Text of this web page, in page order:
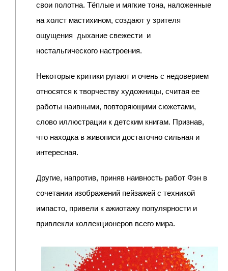
свои полотна. Тёплые и мягкие тона, наложенные
на холст мастихином, создают у зрителя
ощущения дыхание свежести и
ностальгического настроения.
Некоторые критики ругают и очень с недоверием
относятся к творчеству художницы, считая ее
работы наивными, повторяющими сюжетами,
слово иллюстрации к детским книгам. Признав,
что находка в живописи достаточно сильная и
интересная.
Другие, напротив, приняв наивность работ Фэн в
сочетании изображений пейзажей с техникой
импасто, привели к ажиотажу популярности и
привлекли коллекционеров всего мира.